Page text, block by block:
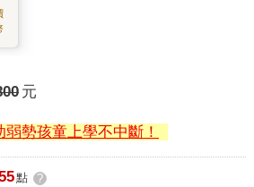
元
勢孩童上學不中斷！
點 ?